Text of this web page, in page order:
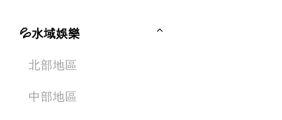
💦水域娛樂
北部地區
中部地區